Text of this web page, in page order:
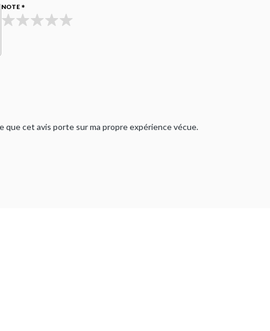
NOTE
que cet avis porte sur ma propre expérience vécue.